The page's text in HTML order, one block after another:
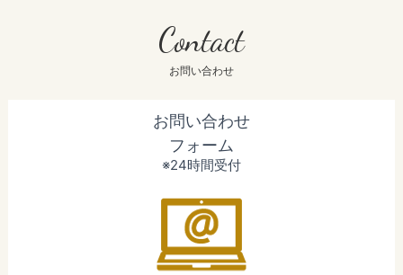
Contact
お問い合わせ
お問い合わせ
フォーム
※24時間受付